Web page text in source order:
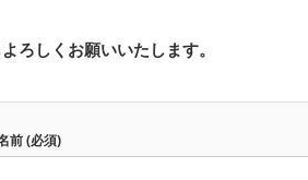
ろしくお願いいたします。
前 (必須)